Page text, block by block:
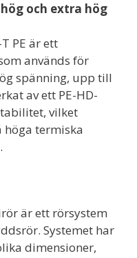
och extra hög
PE är ett
används för
spänning, upp till
av ett PE-HD-
vilket
termiska
är ett rörsystem
Systemet har
dimensioner,